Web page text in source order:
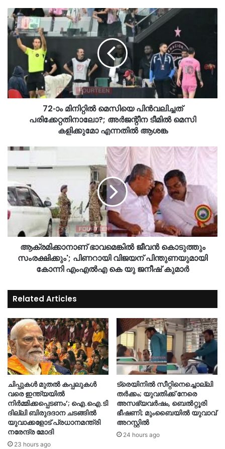
72-ാം മിനിറ്റില്‍ മെസിയെ പിന്‍വലിച്ചത്
പരിക്കേറ്റതിനാലോ?; അര്‍ജന്റീന ടീമില്‍ മെസി
കളിക്കുമോ എന്നതില്‍ ആശങ്ക
ആക്രമിക്കാനാണ് ഭാവമെങ്കിൽ ജീവൻ കൊടുത്തും
സംരക്ഷിക്കും'; പിണറായി വിജയന് പിന്തുണയുമായി
കോന്നി എംഎൽഎ കെ യു ജനീഷ് കുമാർ
Related Articles
ചിപ്പുകൾ മുതൽ കപ്പലുകൾ
വരെ ഇന്ത്യയിൽ
നിർമ്മിക്കപ്പെടണം’; ഐ.ഐ.ടി
ദില്ലി ബിരുദദാന ചടങ്ങിൽ
യുവാക്കളോട് പ്രധാനമന്ത്രി
നരേന്ദ്ര മോദി
23 hours ago
ട്രെയിനിൽ സീറ്റിനെച്ചൊല്ലി
തർക്കം; യുവതിക്ക് നേരെ
അസഭ്യവർഷം, ബെൽറ്റൂരി
ഭീഷണി; മുംബൈയിൽ യുവാവ്
അറസ്റ്റിൽ
24 hours ago